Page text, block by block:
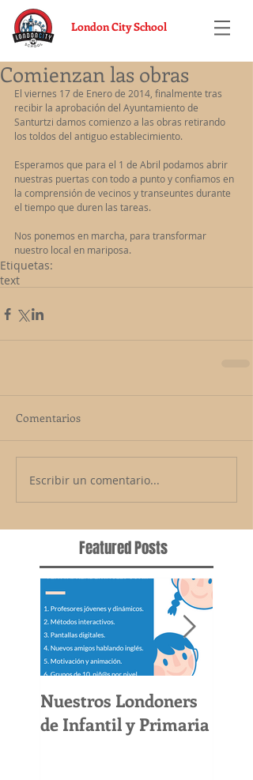
London City School
Comienzan las obras
El viernes 17 de Enero de 2014, finalmente tras
recibir la aprobación del Ayuntamiento de
Santurtzi damos comienzo a las obras retirando
los toldos del antiguo establecimiento.
Esperamos que para el 1 de Abril podamos abrir
nuestras puertas con todo a punto y confiamos en
la comprensión de vecinos y transeuntes durante
el tiempo que duren las tareas.
Nos ponemos en marcha, para transformar
nuestro local en mariposa.
Etiquetas:
text
Comentarios
Escribir un comentario...
Featured Posts
Nuestros Londoners
de Infantil y Primaria